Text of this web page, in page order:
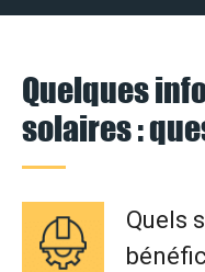
Quelques
solaires :
Quels